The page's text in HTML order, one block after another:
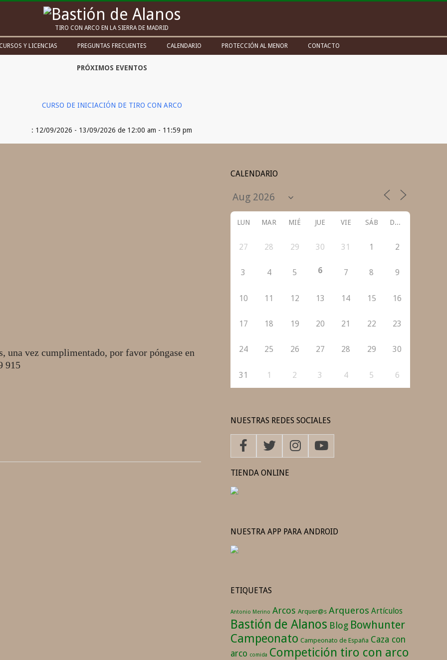
Bastión
de
Alanos
TIRO CON ARCO EN LA SIERRA DE MADRID
Y LICENCIAS PREGUNTAS FRECUENTES CALENDARIO PROTECCIÓN AL MENOR CONTACTO
PRÓXIMOS EVENTOS
CURSO DE INICIACIÓN DE TIRO CON ARCO
: 12/09/2026 - 13/09/2026 de 12:00 am - 11:59 pm
una vez cumplimentado, por favor póngase en
915
CALENDARIO
LUN MAR MIÉ JUE VIE SÁB DOM
27 28 29 30 31 1 2
3 4 5 6 7 8 9
10 11 12 13 14 15 16
17 18 19 20 21 22 23
24 25 26 27 28 29 30
31 1 2 3 4 5 6
NUESTRAS REDES SOCIALES
TIENDA ONLINE
NUESTRA APP PARA ANDROID
ETIQUETAS
Antonio Merino Arcos Arquer@s Arqueros Artículos
Bastión de Alanos Blog Bowhunter
Campeonato Campeonato de España Caza con
arco comida Competición tiro con arco